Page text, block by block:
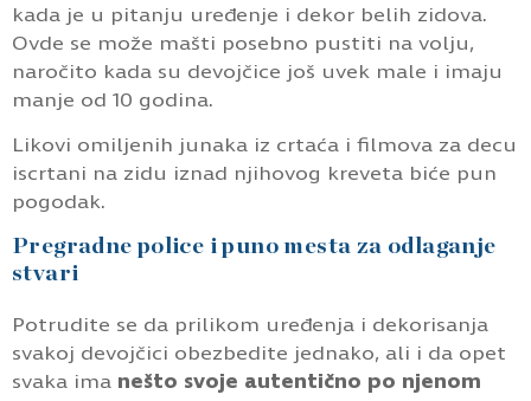
kada je u pitanju uređenje i dekor belih zidova.
Ovde se može mašti posebno pustiti na volju,
naročito kada su devojčice još uvek male i imaju
manje od 10 godina.
Likovi omiljenih junaka iz crtaća i filmova za decu
iscrtani na zidu iznad njihovog kreveta biće pun
pogodak.
Pregradne police i puno mesta za odlaganje
stvari
Potrudite se da prilikom uređenja i dekorisanja
svakoj devojčici obezbedite jednako, ali i da opet
svaka ima nešto svoje autentično po njenom